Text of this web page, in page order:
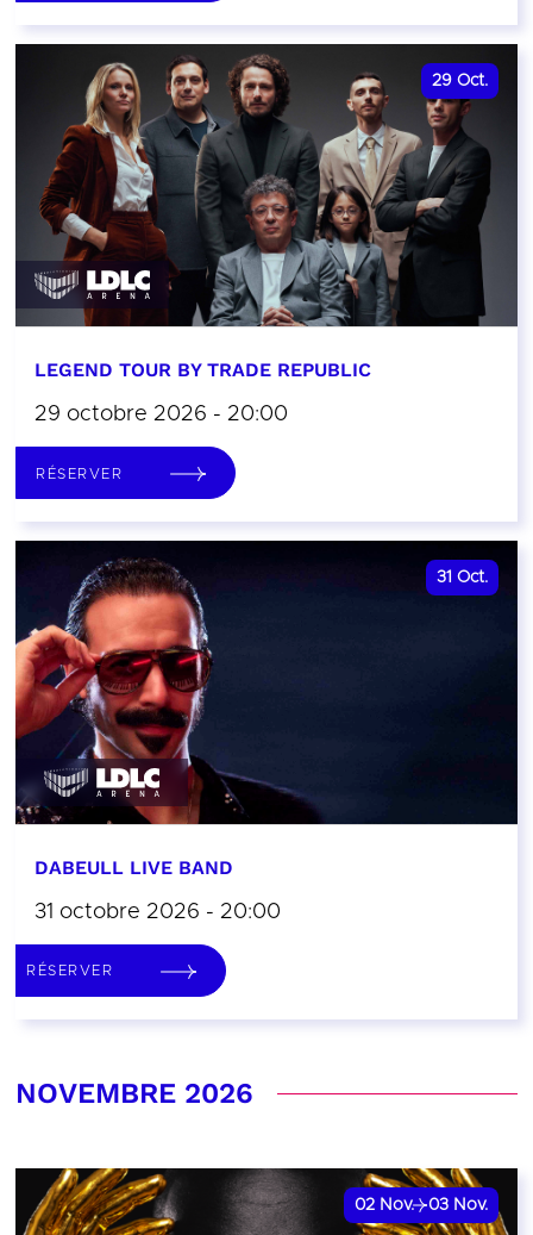
29 Oct.
LEGEND TOUR BY TRADE REPUBLIC
29 octobre 2026 - 20:00
RÉSERVER
31 Oct.
DABEULL LIVE BAND
31 octobre 2026 - 20:00
RÉSERVER
NOVEMBRE 2026
02 Nov. 03 Nov.